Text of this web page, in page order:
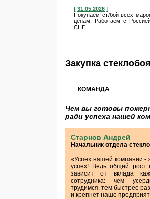
[ 31.05.2026 ]
Покупаем ст/бой всех
ценам. Работаем с
СНГ.
Закупка стеклобоя
КОМАНДА
Чем вы готовы
ради успеха нашей
Старнов Андрей
Начальник отдела
«Успех нашей компании -
успех! Ведь общий рост
зависит от вклада
сотрудника: чем
трудимся, тем быстрее
и крепнет наше